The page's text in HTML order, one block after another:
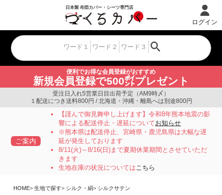
便利でお得な会員登録がおすすめ
新規会員登録で500㌽プレゼント
ログイン
受注日入れ5営業日目出荷予定（AM9時〆）
１配送につき送料800円 / 北海道・沖縄・離島へは別途800円
ご案内
【謹んで御見舞申し上げます】令和8年熊本地震の影
響による配送停止・遅延についてお知らせ
※熊本県は配送停止、宮崎県・鹿児島県は大幅な遅
延が発生しております
8/11(火)～8/16(日)まで夏期休業期間とさせていただ
きます
生地在庫の状況についてはこちら
HOME 生地で探す シルク・絹
シルクサテン